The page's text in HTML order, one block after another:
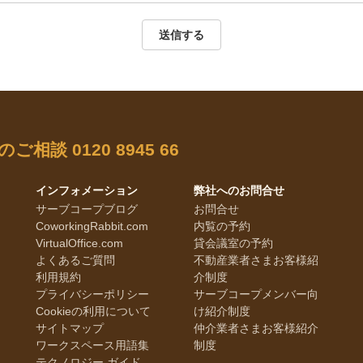
送信する
ご相談 0120 8945 66
インフォメーション
サーブコープブログ
CoworkingRabbit.com
VirtualOffice.com
よくあるご質問
利用規約
プライバシーポリシー
Cookieの利用について
サイトマップ
ワークスペース用語集
弊社へのお問合せ
お問合せ
内覧の予約
貸会議室の予約
不動産業者さまお客様紹
介制度
サーブコープメンバー向
け紹介制度
仲介業者さまお客様紹介
制度